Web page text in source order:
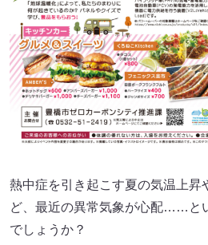
熱中症を引き起こす夏の気温上昇
ど、最近の異常気象が心配……と
でしょうか？